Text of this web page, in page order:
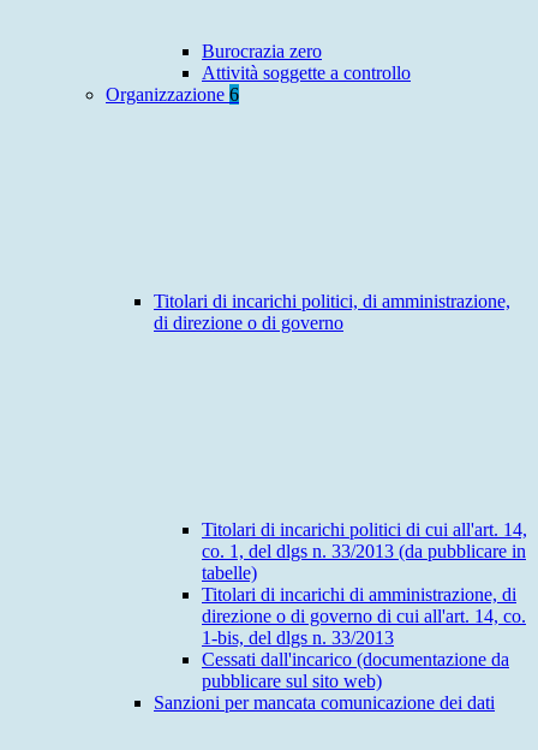
Burocrazia zero
Attività soggette a controllo
Organizzazione 6
Titolari di incarichi politici, di amministrazione,
di direzione o di governo
Titolari di incarichi politici di cui all'art. 14,
co. 1, del dlgs n. 33/2013 (da pubblicare in
tabelle)
Titolari di incarichi di amministrazione, di
direzione o di governo di cui all'art. 14, co.
1-bis, del dlgs n. 33/2013
Cessati dall'incarico (documentazione da
pubblicare sul sito web)
Sanzioni per mancata comunicazione dei dati